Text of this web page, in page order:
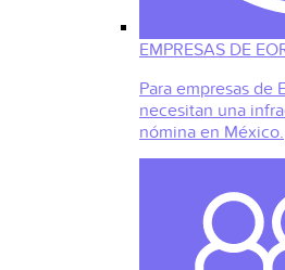
EMPRESAS DE
Para empresas de
necesitan una
nómina en México.